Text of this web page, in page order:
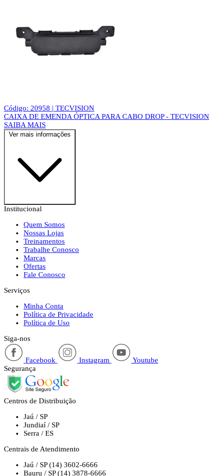
Código: 20958 | TECVISION
CAIXA DE EMENDA ÓPTICA PARA CABO DROP - TECVISION
SAIBA MAIS
Ver mais informações
Institucional
Quem Somos
Nossas Lojas
Treinamentos
Trabalhe Conosco
Marcas
Ofertas
Fale Conosco
Serviços
Minha Conta
Política de Privacidade
Política de Uso
Siga-nos
Facebook Instagram
Youtube
Segurança
Centros de Distribuição
Jaú / SP
Jundiaí / SP
Serra / ES
Centrais de Atendimento
Jaú / SP (14) 3602-6666
Bauru / SP (14) 3878-6666